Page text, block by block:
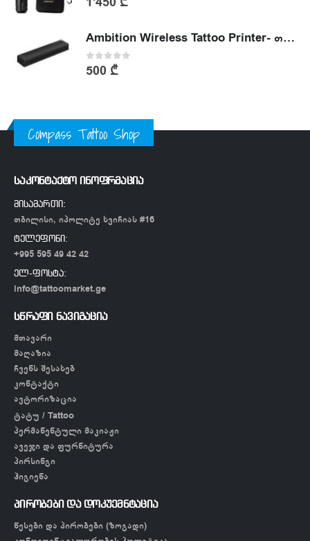
Ambition Wireless Tattoo Printer- თერმული პრინტერი
0out of 5
500 ₾
Compass Tattoo Shop
საკონტაქტო ინოფრმაცია
მისამართი:
თბილისი, იპოლიტე ხვიჩიას #16
ტელეფონი:
+995 595 49 42 42
ელ-ფოსტა:
info@tattoomarket.ge
სწრაფი ნავიგაცია
მთავარი
მაღაზია
ჩვენს შესახებ
კონტაქტი
ავტორიზაცია
ტატუ / Tattoo
პერმანენტული მაკიაჟი
ავეჯი და ფურნიტურა
პირსინგი
ჰიგიენა
პირობები და დოკუემნტაცია
წესები და პირობები (ზოგადი)